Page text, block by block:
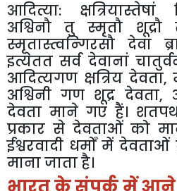
आदित्या: क्षत्रियास्तेषां
अश्विनौ
तु स्मृतौ शूद्रौ
स्मृतास्त्वन्गिरसौ
देवा
इत्येतत सर्व देवानां
आदित्यगण क्षत्रिय देवता,
अश्विनी गण शूद्र देवता,
देवता माने गए हैं।
प्रकार से देवताओं को
ईश्वरवादी धर्मों में देवताओं
मानाजाताहै।